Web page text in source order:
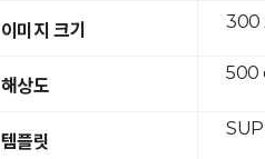
이미지 크기
해상도
템플릿
300
500